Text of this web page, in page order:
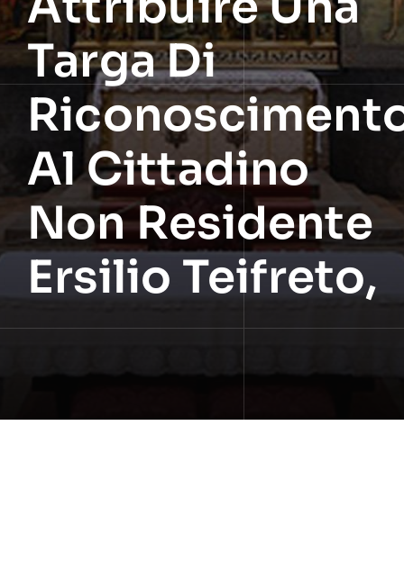
Targa Di
Al Cittadino
Non Residente
Ersilio Teifreto,